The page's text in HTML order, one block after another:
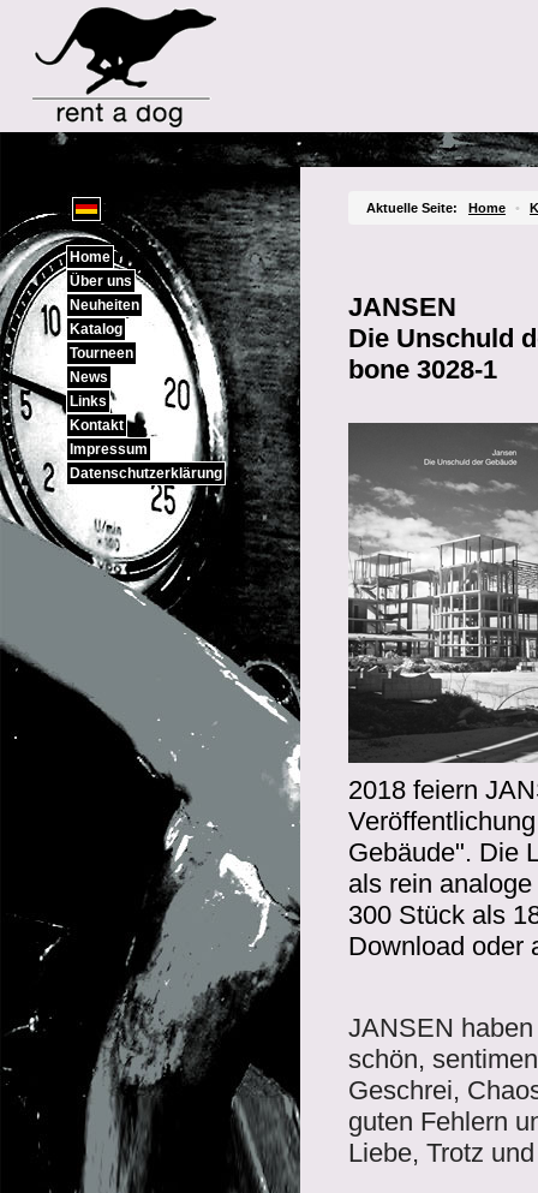
Home
Über uns
Neuheiten
Katalog
Tourneen
News
Links
Kontakt
Impressum
Datenschutzerklärung
Aktuelle Seite: Home •
JANSEN
Die Unschuld
bone 3028-1
2018 feiern
Gebäude". Die
als rein
300 Stück als
Download oder
JANSEN
schön,
Geschrei,
guten Fehlern
Liebe, Trotz